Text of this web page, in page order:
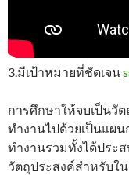
3.มีเป้าหมายที่ชัดเจน
การศึกษาให้จบเป็นวั
ทำงานไปด้วยเป็นแผ
ทำงานรวมทั้งได้ประ
วัตถุประสงค์สำหรับใ